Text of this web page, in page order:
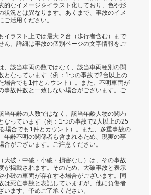
的なイメージをイラスト化しており、色や形
状況とは異なります。あくまで、事故のイメ
ご活用ください。
イラスト上では最大２台（歩行者含む）まで
ん。詳細は事故の個別ページの文字情報をご
、該当車両の数ではなく、該当車両種別の関
となっています（例：1つの事故で2台以上の
場合でも1件とカウント）。また、不明車両が
事故件数と一致しない場合がございます。ご
当年齢の人数ではなく、該当年齢人物の関わ
なっています（例：1つの事故で2人以上の25
場合でも1件とカウント）。また、多重事故の
年齢不明の関係者も含まれるため、現実の事
合がございます。ご注意ください。
大破・中破・小破・損害なし）は、その事故
が掲載されます。そのため、大破事故と表示
小破の車両が存在する場合がございます。同
は死亡事故と表記していますが、他に負傷者
います。予めご了承ください。